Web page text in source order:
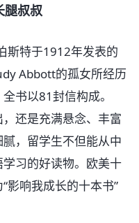
叔叔
斯特于1912年发表的
Abbott的孤女所经历
书以81封信构成。
还是充满悬念、丰富
，留学生不但能从中
习的好读物。欧美十
影响我成长的十本书”